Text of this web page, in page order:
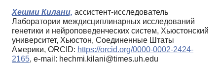
Хешми Килани, ассистент-исследователь
Лаборатории междисциплинарных исследований
генетики и нейроповеденческих систем, Хьюстонский
университет, Хьюстон, Соединенные Штаты
Америки, ORCID: https://orcid.org/0000-0002-2424-
2165, e-mail: hechmi.kilani@times.uh.edu